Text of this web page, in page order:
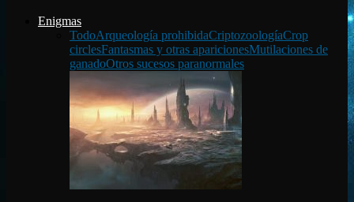
Enigmas
TodoArqueología prohibidaCriptozoologíaCrop
circlesFantasmas y otras aparicionesMutilaciones de
ganadoOtros sucesos paranormales